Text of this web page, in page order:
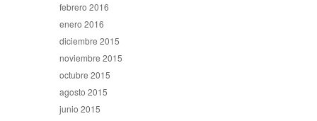
febrero 2016
enero 2016
diciembre 2015
noviembre 2015
octubre 2015
agosto 2015
junio 2015